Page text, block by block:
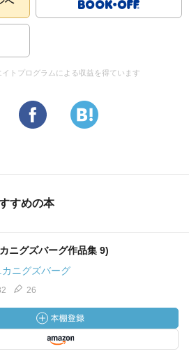
トプログラムによる収益を得ています
すめの本
ニグズバーグ作品集 9)
ニグズバーグ
26